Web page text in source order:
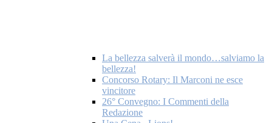
La bellezza salverà il mondo…salviamo la
bellezza!
Concorso Rotary: Il Marconi ne esce
vincitore
26° Convegno: I Commenti della
Redazione